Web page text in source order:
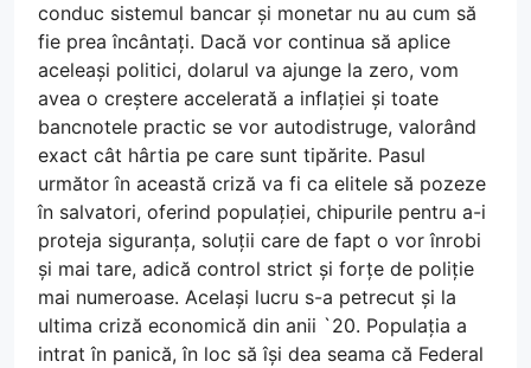
conduc sistemul bancar și monetar nu au cum să
fie prea încântați. Dacă vor continua să aplice
aceleași politici, dolarul va ajunge la zero, vom
avea o creștere accelerată a inflației și toate
bancnotele practic se vor autodistruge, valorând
exact cât hârtia pe care sunt tipărite. Pasul
următor în această criză va fi ca elitele să pozeze
în salvatori, oferind populației, chipurile pentru a-i
proteja siguranța, soluții care de fapt o vor înrobi
și mai tare, adică control strict și forțe de poliție
mai numeroase. Același lucru s-a petrecut și la
ultima criză economică din anii `20. Populația a
intrat în panică, în loc să își dea seama că Federal